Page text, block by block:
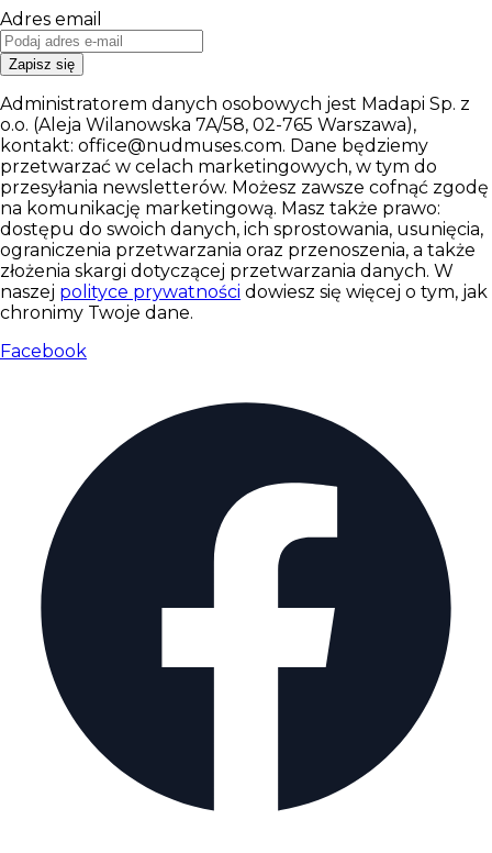
Adres email
Zapisz się
Administratorem danych osobowych jest Madapi Sp. z
o.o. (Aleja Wilanowska 7A/58, 02-765 Warszawa),
kontakt: office@nudmuses.com. Dane będziemy
przetwarzać w celach marketingowych, w tym do
przesyłania newsletterów. Możesz zawsze cofnąć zgodę
na komunikację marketingową. Masz także prawo:
dostępu do swoich danych, ich sprostowania, usunięcia,
ograniczenia przetwarzania oraz przenoszenia, a także
złożenia skargi dotyczącej przetwarzania danych. W
naszej polityce prywatności dowiesz się więcej o tym, jak
chronimy Twoje dane.
Facebook